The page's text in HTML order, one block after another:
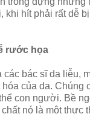
khi hít phải rất dễ
rước họa
bác sĩ da liễu,
của da. Chúng
con người. Bề
nó là một thực